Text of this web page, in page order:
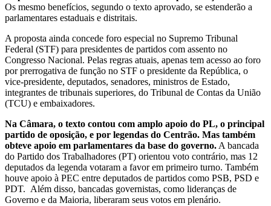
Os mesmo benefícios, segundo o texto aprovado, se estenderão a
parlamentares estaduais e distritais.
A proposta ainda concede foro especial no Supremo Tribunal
Federal (STF) para presidentes de partidos com assento no
Congresso Nacional. Pelas regras atuais, apenas tem acesso ao foro
por prerrogativa de função no STF o presidente da República, o
vice-presidente, deputados, senadores, ministros de Estado,
integrantes de tribunais superiores, do Tribunal de Contas da União
(TCU) e embaixadores.
Na Câmara, o texto contou com amplo apoio do PL, o principal
partido de oposição, e por legendas do Centrão. Mas também
obteve apoio em parlamentares da base do governo. A bancada
do Partido dos Trabalhadores (PT) orientou voto contrário, mas 12
deputados da legenda votaram a favor em primeiro turno. Também
houve apoio à PEC entre deputados de partidos como PSB, PSD e
PDT. Além disso, bancadas governistas, como lideranças de
Governo e da Maioria, liberaram seus votos em plenário.